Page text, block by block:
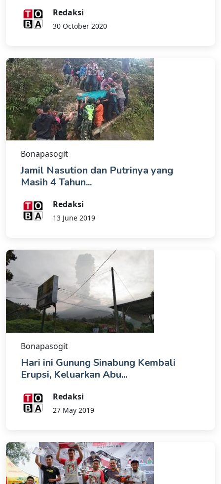
Redaksi
30 October 2020
Bonapasogit
Jamil Nasution dan Putrinya yang
Masih 4 Tahun...
Redaksi
13 June 2019
Bonapasogit
Hari ini Gunung Sinabung Kembali
Erupsi, Keluarkan Abu...
Redaksi
27 May 2019